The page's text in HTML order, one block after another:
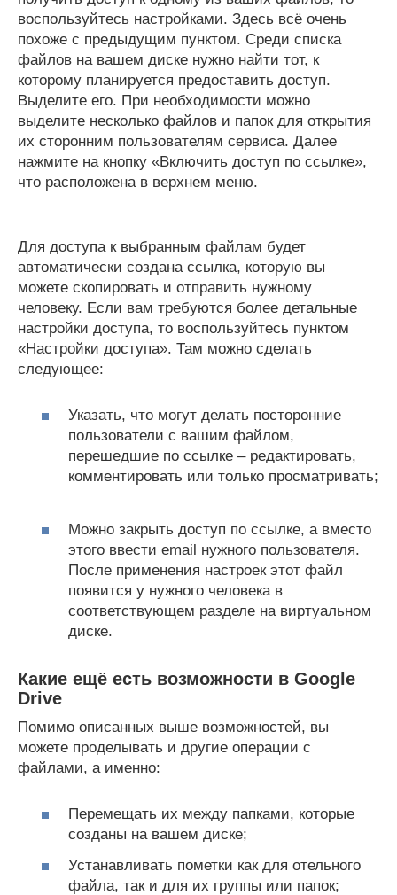
воспользуйтесь настройками. Здесь всё очень
похоже с предыдущим пунктом. Среди списка
файлов на вашем диске нужно найти тот, к
которому планируется предоставить доступ.
Выделите его. При необходимости можно
выделите несколько файлов и папок для открытия
их сторонним пользователям сервиса. Далее
нажмите на кнопку «Включить доступ по ссылке»,
что расположена в верхнем меню.
Для доступа к выбранным файлам будет
автоматически создана ссылка, которую вы
можете скопировать и отправить нужному
человеку. Если вам требуются более детальные
настройки доступа, то воспользуйтесь пунктом
«Настройки доступа». Там можно сделать
следующее:
Указать, что могут делать посторонние
пользователи с вашим файлом,
перешедшие по ссылке – редактировать,
комментировать или только просматривать;
Можно закрыть доступ по ссылке, а вместо
этого ввести email нужного пользователя.
После применения настроек этот файл
появится у нужного человека в
соответствующем разделе на виртуальном
диске.
Какие ещё есть возможности в Google
Drive
Помимо описанных выше возможностей, вы
можете проделывать и другие операции с
файлами, а именно:
Перемещать их между папками, которые
созданы на вашем диске;
Устанавливать пометки как для отельного
файла, так и для их группы или папок;